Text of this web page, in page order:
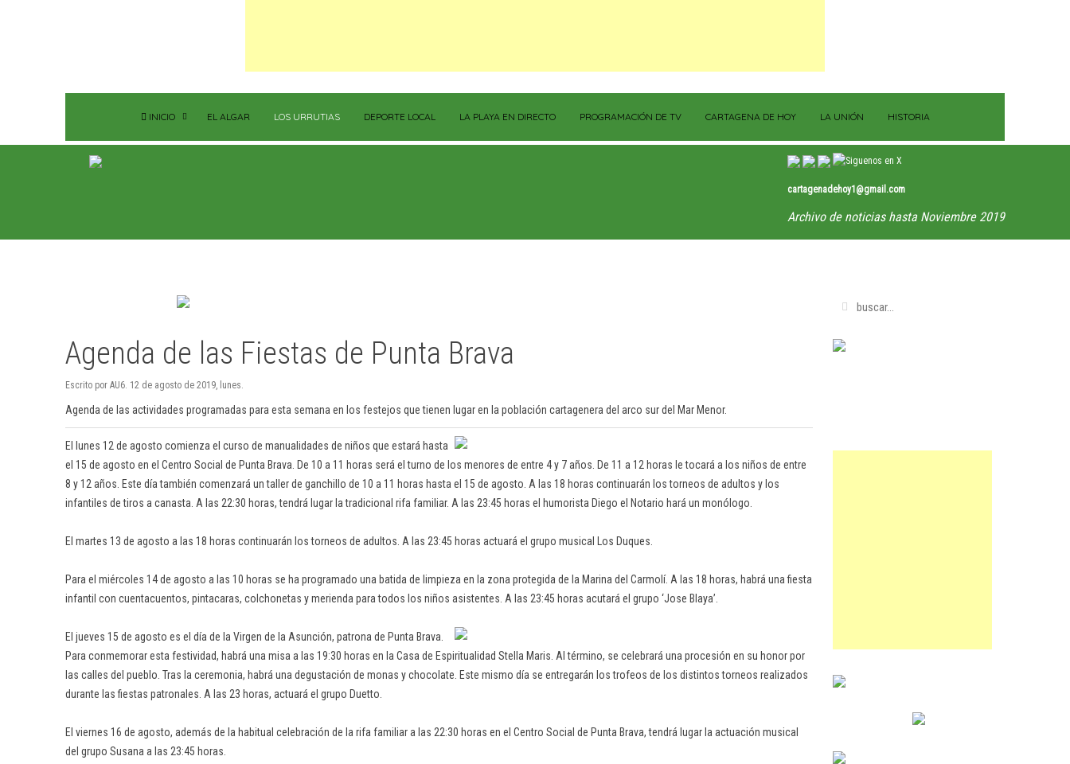
INICIO EL ALGAR LOS URRUTIAS DEPORTE LOCAL LA PLAYA EN DIRECTO PROGRAMACIÓN DE TV CARTAGENA DE HOY LA UNIÓN HISTORIA
cartagenadehoy1@gmail.com
Archivo de noticias hasta Noviembre 2019
Agenda de las Fiestas de Punta Brava
Escrito por AU6. 12 de agosto de 2019, lunes.
Agenda de las actividades programadas para esta semana en los festejos que tienen lugar en la población cartagenera del arco sur del Mar Menor.
El lunes 12 de agosto comienza el curso de manualidades de niños que estará hasta
el 15 de agosto en el Centro Social de Punta Brava. De 10 a 11 horas será el turno de los menores de entre 4 y 7 años. De 11 a 12 horas le tocará a los niños de entre
8 y 12 años. Este día también comenzará un taller de ganchillo de 10 a 11 horas hasta el 15 de agosto. A las 18 horas continuarán los torneos de adultos y los
infantiles de tiros a canasta. A las 22:30 horas, tendrá lugar la tradicional rifa familiar. A las 23:45 horas el humorista Diego el Notario hará un monólogo.
El martes 13 de agosto a las 18 horas continuarán los torneos de adultos. A las 23:45 horas actuará el grupo musical Los Duques.
Para el miércoles 14 de agosto a las 10 horas se ha programado una batida de limpieza en la zona protegida de la Marina del Carmolí. A las 18 horas, habrá una fiesta
infantil con cuentacuentos, pintacaras, colchonetas y merienda para todos los niños asistentes. A las 23:45 horas acutará el grupo ‘Jose Blaya’.
El jueves 15 de agosto es el día de la Virgen de la Asunción, patrona de Punta Brava.
Para conmemorar esta festividad, habrá una misa a las 19:30 horas en la Casa de Espiritualidad Stella Maris. Al término, se celebrará una procesión en su honor por
las calles del pueblo. Tras la ceremonia, habrá una degustación de monas y chocolate. Este mismo día se entregarán los trofeos de los distintos torneos realizados
durante las fiestas patronales. A las 23 horas, actuará el grupo Duetto.
El viernes 16 de agosto, además de la habitual celebración de la rifa familiar a las 22:30 horas en el Centro Social de Punta Brava, tendrá lugar la actuación musical
del grupo Susana a las 23:45 horas.